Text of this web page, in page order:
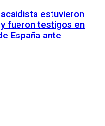
estuvieron
fueron testigos en
España ante